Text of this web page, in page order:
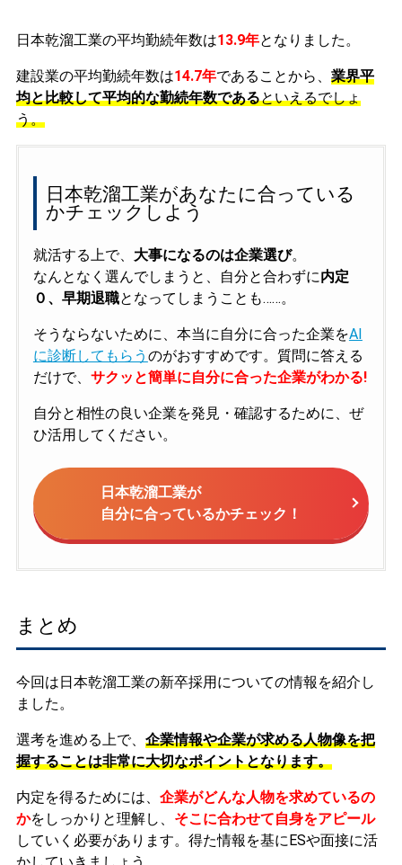
日本乾溜工業の平均勤続年数は13.9年となりました。
建設業の平均勤続年数は14.7年であることから、 業界平
均と比較して平均的な勤続年数であるといえるでしょ
う。
日本乾溜工業があなたに合っている
かチェックしよう
就活する上で、 大事になるのは企業選び。
なんとなく選んでしまうと、自分と合わずに内定
０、早期退職となってしまうことも……。
そうならないために、本当に自分に合った企業をAI
に診断してもらう のがおすすめです。質問に答える
だけで、 サクッと簡単に自分に合った企業がわかる!
自分と相性の良い企業を発見・確認するために、ぜ
ひ活用してください。
日本乾溜工業が
自分に合っているかチェック！
まとめ
今回は日本乾溜工業の新卒採用についての情報を紹介し
ました。
選考を進める上で、 企業情報や企業が求める人物像を把
握することは非常に大切なポイントとなります。
内定を得るためには、 企業がどんな人物を求めているの
かをしっかりと理解し、 そこに合わせて自身をアピール
していく必要があります。 得た情報を基にESや面接に活